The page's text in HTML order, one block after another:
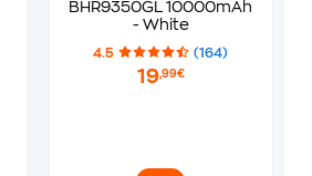
BHR9350GL 10000mAh
- White
4.5 (164)
19,99€